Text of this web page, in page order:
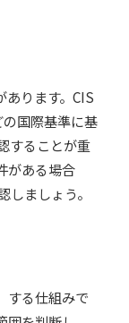
ります。CIS
国際基準に基
することが重
がある場合
ましょう。
する仕組みで